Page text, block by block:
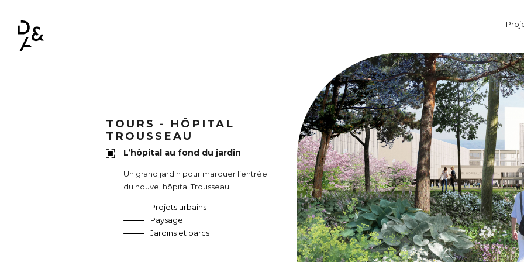
Aller au contenu principal
NAVIGATION PRINCIPALE
TOURS - HÔPITAL
TROUSSEAU
L’hôpital au fond du jardin
Un grand jardin pour marquer l’entrée
du nouvel hôpital Trousseau
Projets urbains
Paysage
Jardins et parcs